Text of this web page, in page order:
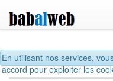
En utilisant nos services,
accord pour exploiter les